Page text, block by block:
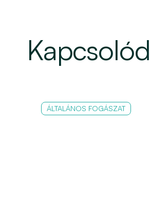
ÁLTALÁNOS FOGÁSZAT